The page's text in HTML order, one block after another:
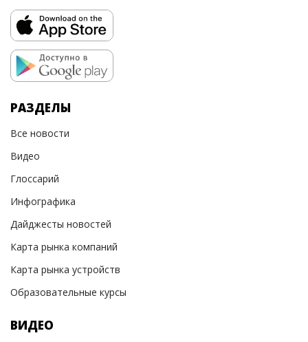
РАЗДЕЛЫ
Все новости
Видео
Глоссарий
Инфографика
Дайджесты новостей
Карта рынка компаний
Карта рынка устройств
Образовательные курсы
ВИДЕО